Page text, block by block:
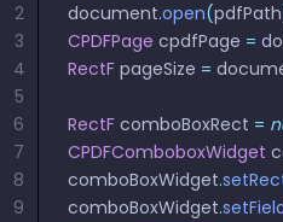
document.open(pdfPath
CPDFPage cpdfPage =
RectF pageSize =
RectF comboBoxRect =
CPDFComboboxWidget
comboBoxWidget.
comboBoxWidget.
2
3
4
5
6
7
8
9